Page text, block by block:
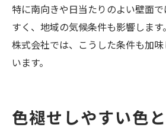
特に南向きや日当たりのよい壁面
すく、地域の気候条件も影響しま
株式会社では、こうした条件も加
います。
色褪せしやすい色